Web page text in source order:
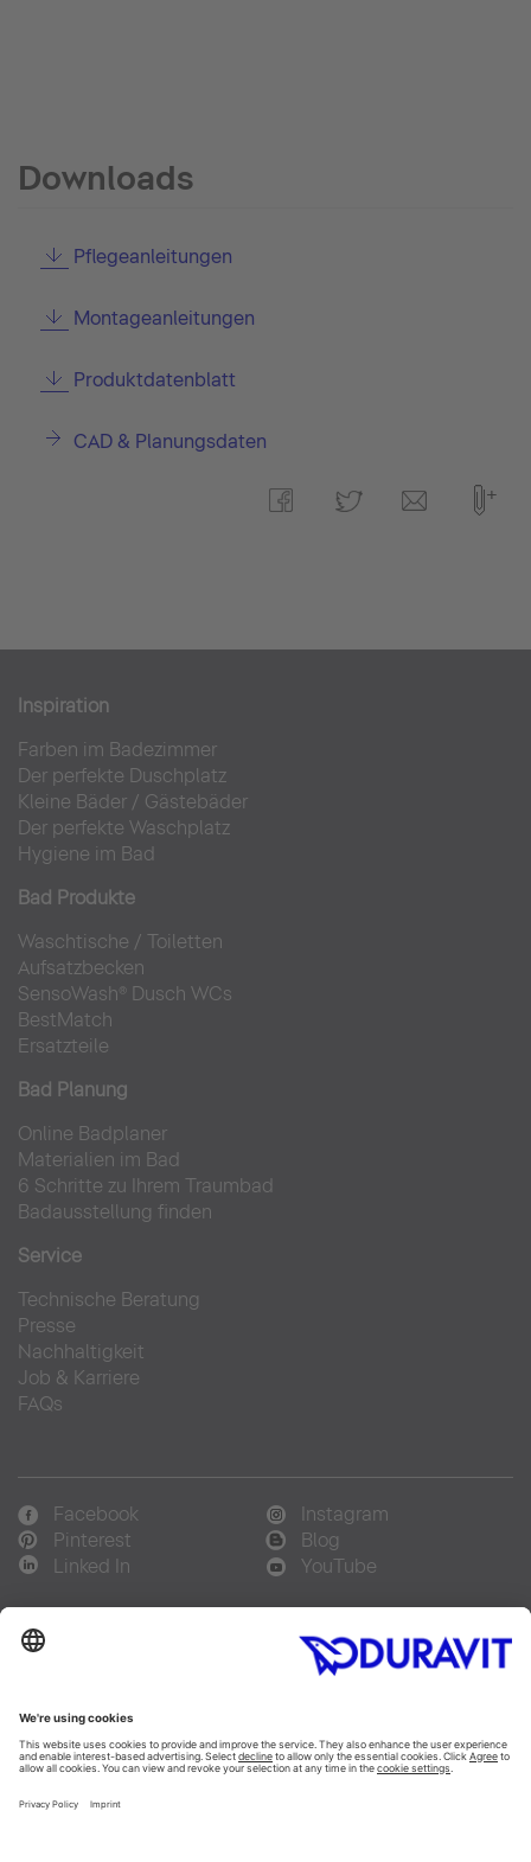
Downloads
Pflegeanleitungen
Montageanleitungen
Produktdatenblatt
CAD & Planungsdaten
Inspiration
Farben im Badezimmer
Der perfekte Duschplatz
Kleine Bäder / Gästebäder
Der perfekte Waschplatz
Hygiene im Bad
Bad Produkte
Waschtische / Toiletten
Aufsatzbecken
SensoWash® Dusch WCs
BestMatch
Ersatzteile
Bad Planung
Online Badplaner
Materialien im Bad
6 Schritte zu Ihrem Traumbad
Badausstellung finden
Service
Technische Beratung
Presse
Nachhaltigkeit
Job & Karriere
FAQs
Facebook
Instagram
Pinterest
Blog
Linked In
YouTube
Sprachauswahl:
Français
Italiano